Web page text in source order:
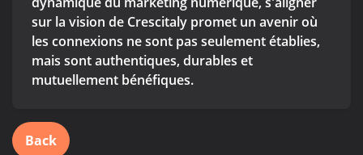
sur la vision de Crescitaly promet un avenir où
les connexions ne sont pas seulement établies,
mais sont authentiques, durables et
mutuellement bénéfiques.
Back